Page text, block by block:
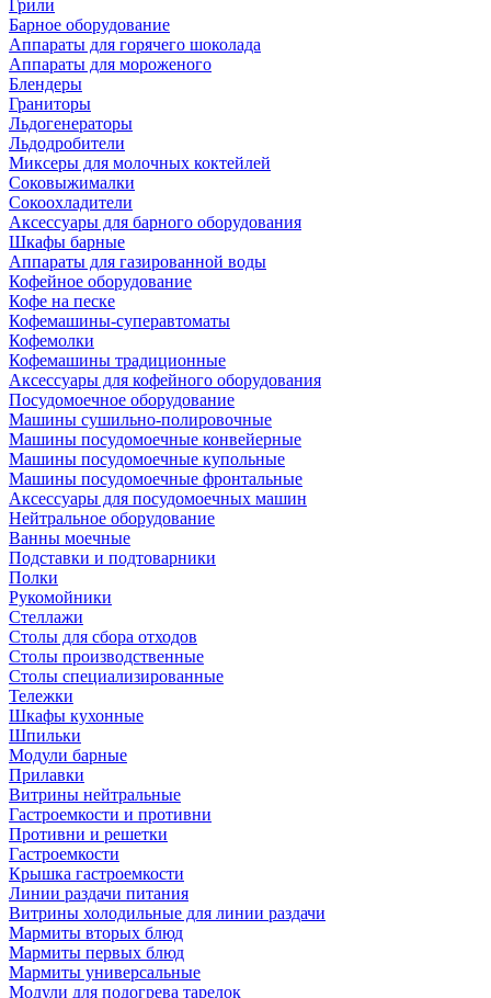
Грили
Барное оборудование
Аппараты для горячего шоколада
Аппараты для мороженого
Блендеры
Граниторы
Льдогенераторы
Льдодробители
Миксеры для молочных коктейлей
Соковыжималки
Сокоохладители
Аксессуары для барного оборудования
Шкафы барные
Аппараты для газированной воды
Кофейное оборудование
Кофе на песке
Кофемашины-суперавтоматы
Кофемолки
Кофемашины традиционные
Аксессуары для кофейного оборудования
Посудомоечное оборудование
Машины сушильно-полировочные
Машины посудомоечные конвейерные
Машины посудомоечные купольные
Машины посудомоечные фронтальные
Аксессуары для посудомоечных машин
Нейтральное оборудование
Ванны моечные
Подставки и подтоварники
Полки
Рукомойники
Стеллажи
Столы для сбора отходов
Столы производственные
Столы специализированные
Тележки
Шкафы кухонные
Шпильки
Модули барные
Прилавки
Витрины нейтральные
Гастроемкости и противни
Противни и решетки
Гастроемкости
Крышка гастроемкости
Линии раздачи питания
Витрины холодильные для линии раздачи
Мармиты вторых блюд
Мармиты первых блюд
Мармиты универсальные
Модули для подогрева тарелок